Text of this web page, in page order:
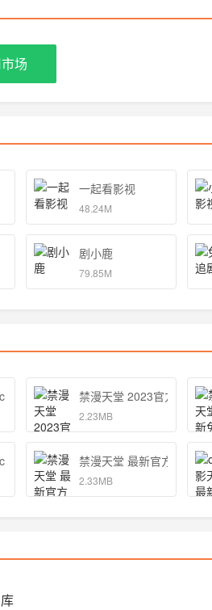
场
一起看影视
48.24M
剧小鹿
79.85M
版 禁漫天堂 2023官方版
2.23MB
最新版 禁漫天堂 最新官方版
2.33MB